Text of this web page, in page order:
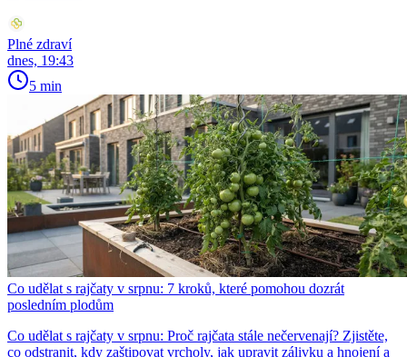
Plné zdraví
dnes, 19:43
5 min
Co udělat s rajčaty v srpnu: 7 kroků, které pomohou dozrát
posledním plodům
Co udělat s rajčaty v srpnu: Proč rajčata stále nečervenají? Zjistěte,
co odstranit, kdy zaštipovat vrcholy, jak upravit zálivku a hnojení a